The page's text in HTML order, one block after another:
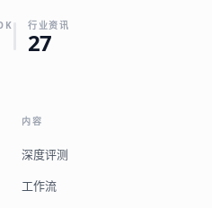
行业资讯
27
内容
深度评测
工作流